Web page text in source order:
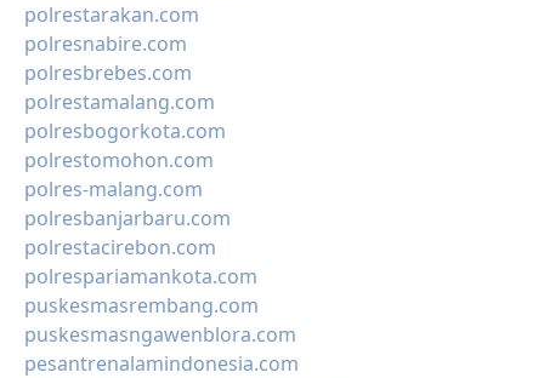
polrestarakan.com
polresnabire.com
polresbrebes.com
polrestamalang.com
polresbogorkota.com
polrestomohon.com
polres-malang.com
polresbanjarbaru.com
polrestacirebon.com
polrespariamankota.com
puskesmasrembang.com
puskesmasngawenblora.com
pesantrenalamindonesia.com